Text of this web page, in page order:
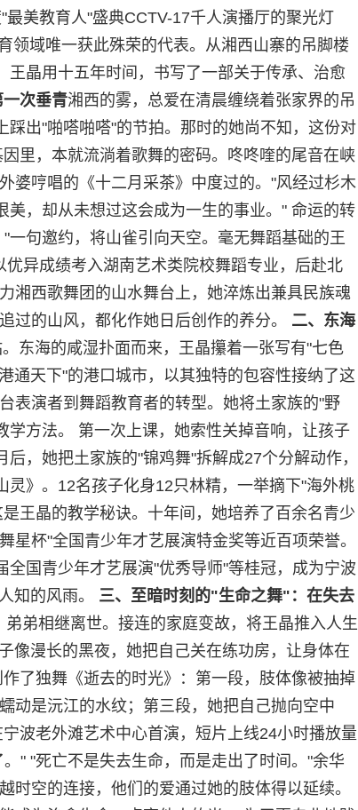
美教育人"盛典CCTV-17千人演播厅的聚光灯
领域唯一获此殊荣的代表。从湘西山寨的吊脚楼
晶用十五年时间，书写了一部关于传承、治愈
一次垂青湘西的雾，总爱在清晨缠绕着张家界的吊
出"啪嗒啪嗒"的节拍。那时的她尚不知，这份对
里，本就流淌着歌舞的密码。咚咚喹的尾音在峡
婆哼唱的《十二月采茶》中度过的。"风经过杉木
，却从未想过这会成为一生的事业。" 命运的转
句邀约，将山雀引向天空。毫无舞蹈基础的王
异成绩考入湖南艺术类院校舞蹈专业，后赴北
湘西歌舞团的山水舞台上，她淬炼出兼具民族魂
过的山风，都化作她日后创作的养分。 二、东海
东海的咸湿扑面而来，王晶攥着一张写有"七色
通天下"的港口城市，以其独特的包容性接纳了这
表演者到舞蹈教育者的转型。她将土家族的"野
方法。 第一次上课，她索性关掉音响，让孩子
，她把土家族的"锦鸡舞"拆解成27个分解动作，
》。12名孩子化身12只林精，一举摘下"海外桃
王晶的教学秘诀。十年间，她培养了百余名青少
杯"全国青少年才艺展演特金奖等近百项荣誉。
国青少年才艺展演"优秀导师"等桂冠，成为宁波
知的风雨。 三、至暗时刻的"生命之舞" ：在失去
弟相继离世。接连的家庭变故，将王晶推入人生
像漫长的黑夜，她把自己关在练功房，让身体在
了独舞《逝去的时光》：第一段，肢体像被抽掉
动是沅江的水纹；第三段，她把自己抛向空中
波老外滩艺术中心首演，短片上线24小时播放量
" "死亡不是失去生命，而是走出了时间。"余华
空的连接，他们的爱通过她的肢体得以延续。